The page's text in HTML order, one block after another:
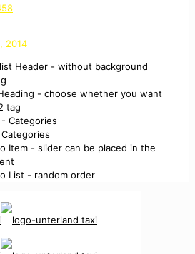
2014
Header - without background
- choose whether you want
tag
Categories
Item - slider can be placed in the
List - random order